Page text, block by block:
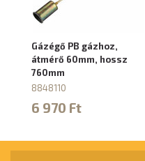
Gázégő PB gázhoz,
átmérő 60mm, hossz
760mm
8848110
6 970 Ft